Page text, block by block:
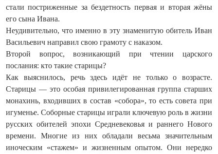
стали постриженные за бездетность первая и вторая жёны
его сына Ивана.
Неудивительно, что именно в эту знаменитую обитель Иван
Васильевич направил свою грамоту с наказом.
Второй вопрос, возникающий при чтении царского
послания: кто такие старицы?
Как выяснилось, речь здесь идёт не только о возрасте.
Старицы — это особая привилегированная группа старших
монахинь, входивших в состав «собора», то есть совета при
игуменье. Соборные старицы играли ключевую роль в жизни
русских обителей эпохи Средневековья и раннего Нового
времени. Многие из них обладали весьма значительным
иноческим «стажем» и жизненным опытом. Они нередко